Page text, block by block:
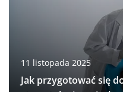
11 listopada 2025
Jak przygotować się